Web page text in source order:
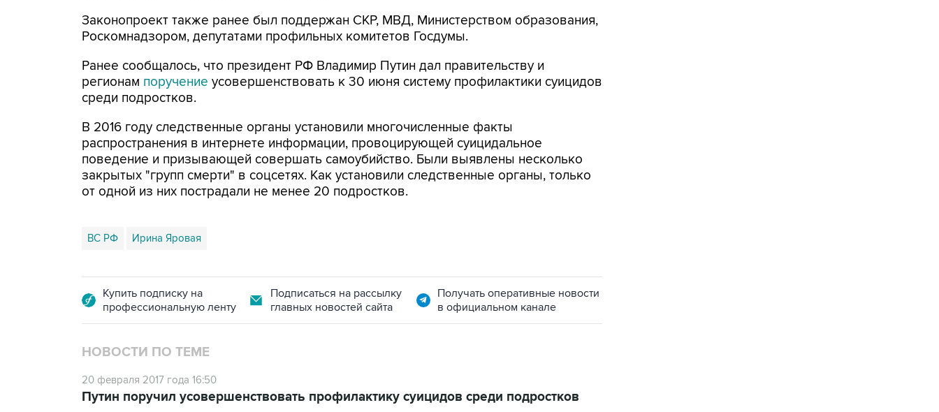
Законопроект также ранее был поддержан СКР, МВД, Министерством образования,
Роскомнадзором, депутатами профильных комитетов Госдумы.
Ранее сообщалось, что президент РФ Владимир Путин дал правительству и
регионам поручение усовершенствовать к 30 июня систему профилактики суицидов
среди подростков.
В 2016 году следственные органы установили многочисленные факты
распространения в интернете информации, провоцирующей суицидальное
поведение и призывающей совершать самоубийство. Были выявлены несколько
закрытых "групп смерти" в соцсетях. Как установили следственные органы, только
от одной из них пострадали не менее 20 подростков.
ВС РФ Ирина Яровая
Купить подписку на
профессиональную ленту
Подписаться на рассылку
главных новостей сайта
Получать оперативные новости
в официальном канале
НОВОСТИ ПО ТЕМЕ
20 февраля 2017 года 16:50
Путин поручил усовершенствовать профилактику суицидов среди подростков